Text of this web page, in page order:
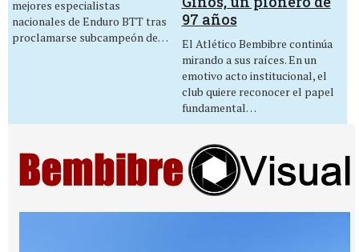
mejores especialistas
nacionales de Enduro BTT tras
proclamarse subcampeón de…
97 años
El Atlético Bembibre continúa
mirando a sus raíces. En un
emotivo acto institucional, el
club quiere reconocer el papel
fundamental…